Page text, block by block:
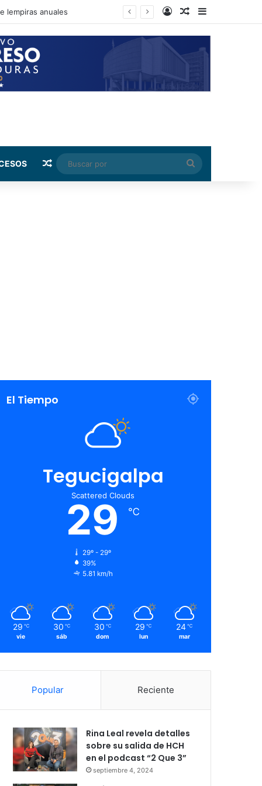
lempiras anuales Log InRandom Article
Random Article
Buscar
por
El Tiempo
Tegucigalpa
Scattered Clouds
29 ℃
29º - 29º
39%
5.81 km/h
29 ℃
vie
30 ℃
sáb
30 ℃
dom
29 ℃
lun
24 ℃
mar
Popular Reciente
Rina Leal revela detalles
sobre su salida de HCH
en el podcast “2 Que 3”
septiembre 4, 2024